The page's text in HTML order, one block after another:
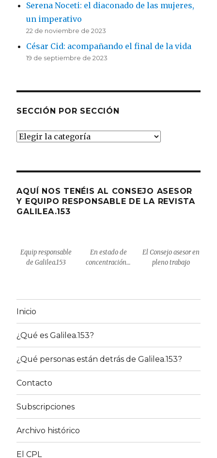
Serena Noceti: el diaconado de las mujeres,
un imperativo
22 de noviembre de 2023
César Cid: acompañando el final de la vida
19 de septiembre de 2023
SECCIÓN POR SECCIÓN
Sección
AQUÍ NOS TENÉIS AL CONSEJO ASESOR
Y EQUIPO RESPONSABLE DE LA REVISTA
GALILEA.153
Equip responsable
de Galilea.153
En estado de
concentración…
El Consejo asesor en
pleno trabajo
Inicio
¿Qué es Galilea.153?
¿Qué personas están detrás de Galilea.153?
Contacto
Subscripciones
Archivo histórico
El CPL